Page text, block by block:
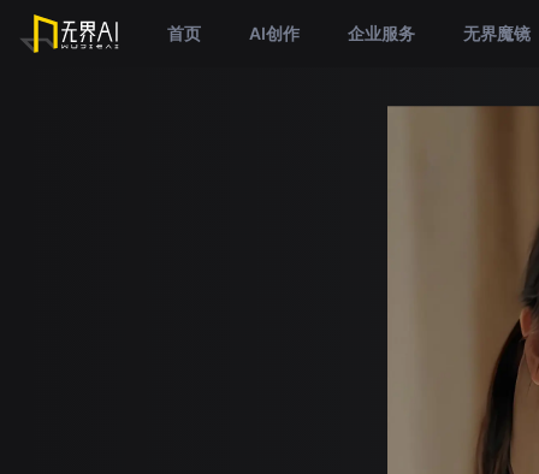
首页 AI创作 企业服务 无界魔镜